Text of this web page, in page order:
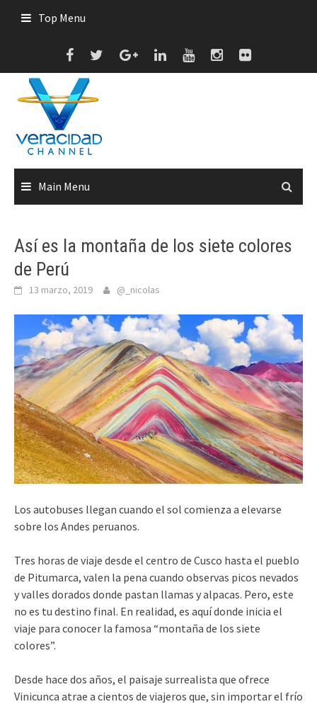
Top Menu
Main Menu
Así es la montaña de los siete colores
de Perú
13 marzo, 2019 @_nicolas
Los autobuses llegan cuando el sol comienza a elevarse
sobre los Andes peruanos.
Tres horas de viaje desde el centro de Cusco hasta el pueblo
de Pitumarca, valen la pena cuando observas picos nevados
y valles dorados donde pastan llamas y alpacas. Pero, este
no es tu destino final. En realidad, es aquí donde inicia el
viaje para conocer la famosa “montaña de los siete
colores”.
Desde hace dos años, el paisaje surrealista que ofrece
Vinicunca atrae a cientos de viajeros que, sin importar el frío